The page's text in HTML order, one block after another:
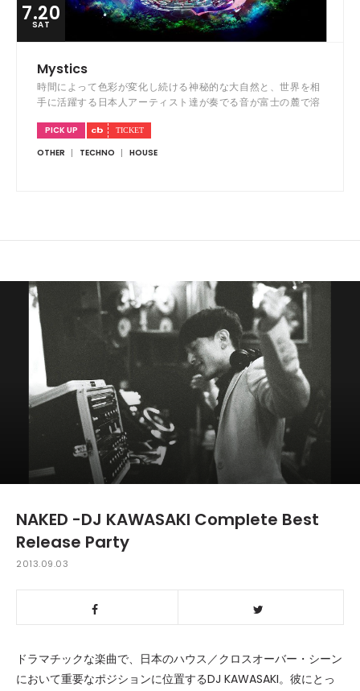
7.20
SAT
Mystics
時間によって色彩が変化し続ける神秘的な大自然と、世界を相
手に活躍する日本人アーティスト達が奏でる音が富士の麓で溶
PICK UP
OTHER
TECHNO HOUSE
NAKED -DJ KAWASAKI Complete Best
Release Party
2013.09.03
ドラマチックな楽曲で、日本のハウス／クロスオーバー・シーン
において重要なポジションに位置するDJ KAWASAKI。彼にとっ